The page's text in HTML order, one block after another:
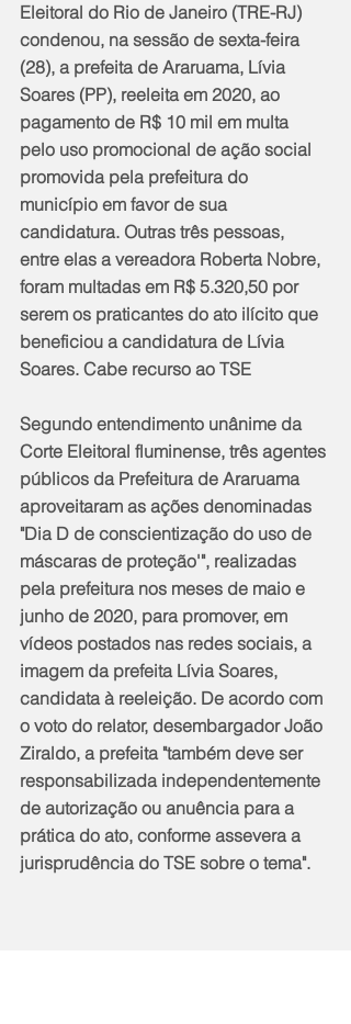
Eleitoral do Rio de Janeiro (TRE-RJ)
condenou, na sessão de sexta-feira
(28), a prefeita de Araruama, Lívia
Soares (PP), reeleita em 2020, ao
pagamento de R$ 10 mil em multa
pelo uso promocional de ação social
promovida pela prefeitura do
município em favor de sua
candidatura. Outras três pessoas,
entre elas a vereadora Roberta Nobre,
foram multadas em R$ 5.320,50 por
serem os praticantes do ato ilícito que
beneficiou a candidatura de Lívia
Soares. Cabe recurso ao TSE
Segundo entendimento unânime da
Corte Eleitoral fluminense, três agentes
públicos da Prefeitura de Araruama
aproveitaram as ações denominadas
"Dia D de conscientização do uso de
máscaras de proteção'", realizadas
pela prefeitura nos meses de maio e
junho de 2020, para promover, em
vídeos postados nas redes sociais, a
imagem da prefeita Lívia Soares,
candidata à reeleição. De acordo com
o voto do relator, desembargador João
Ziraldo, a prefeita "também deve ser
responsabilizada independentemente
de autorização ou anuência para a
prática do ato, conforme assevera a
jurisprudência do TSE sobre o tema".